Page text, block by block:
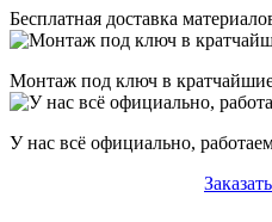
Бесплатная доставка
Монтаж под ключ в
У нас всё официально,